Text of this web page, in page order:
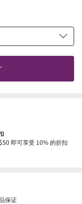
即可享受 10% 的折扣
保证